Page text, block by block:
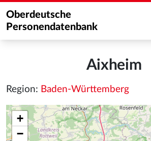
Oberdeutsche
Personendatenbank
Aixheim
Region: Baden-Württemberg
+
−